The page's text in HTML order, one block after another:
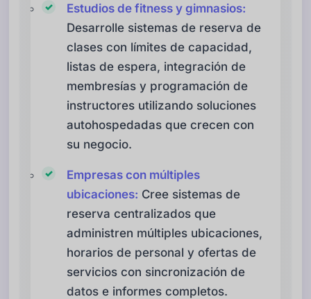
Estudios de fitness y gimnasios:
Desarrolle sistemas de reserva de
clases con límites de capacidad,
listas de espera, integración de
membresías y programación de
instructores utilizando soluciones
autohospedadas que crecen con
su negocio.
Empresas con múltiples
ubicaciones: Cree sistemas de
reserva centralizados que
administren múltiples ubicaciones,
horarios de personal y ofertas de
servicios con sincronización de
datos e informes completos.